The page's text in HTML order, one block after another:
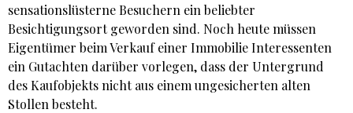
sensationslüsterne Besuchern ein beliebter
Besichtigungsort geworden sind. Noch heute müssen
Eigentümer beim Verkauf einer Immobilie Interessenten
ein Gutachten darüber vorlegen, dass der Untergrund
des Kaufobjekts nicht aus einem ungesicherten alten
Stollen besteht.